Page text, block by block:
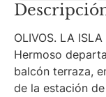
OLIVOS. LA ISLA
Hermoso
balcón terraza,
de la estación